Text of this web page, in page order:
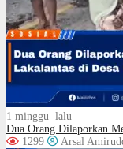
1 minggu lalu
Dua Orang Dilaporkan
1299
Arsal